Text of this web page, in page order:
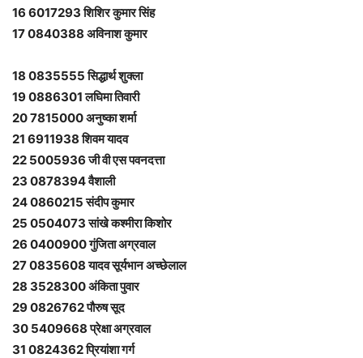
16 6017293 शिशिर कुमार सिंह
17 0840388 अविनाश कुमार
18 0835555 सिद्धार्थ शुक्ला
19 0886301 लघिमा तिवारी
20 7815000 अनुष्‍का शर्मा
21 6911938 शिवम यादव
22 5005936 जी वी एस पवनदत्ता
23 0878394 वैशाली
24 0860215 संदीप कुमार
25 0504073 सांखे कश्मीरा किशोर
26 0400900 गुंजिता अग्रवाल
27 0835608 यादव सूर्यभान अच्छेलाल
28 3528300 अंकिता पुवार
29 0826762 पौरुष सूद
30 5409668 प्रेक्षा अग्रवाल
31 0824362 प्रियांशा गर्ग